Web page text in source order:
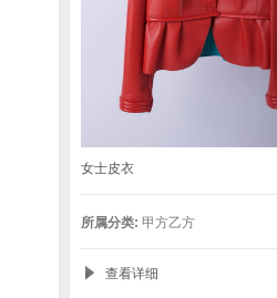
女士皮衣
所属分类: 甲方乙方
查看详细